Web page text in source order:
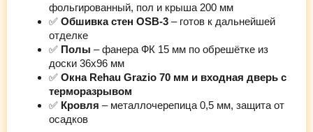
фольгированный, пол и крыша 200 мм
✅ Обшивка стен OSB-3 – готов к дальнейшей
отделке
✅ Полы – фанера ФК 15 мм по обрешётке из
доски 36х96 мм
✅ Окна Rehau Grazio 70 мм и входная дверь с
терморазрывом
✅ Кровля – металлочерепица 0,5 мм, защита от
осадков